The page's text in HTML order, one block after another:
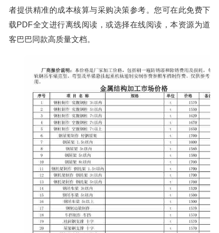
者提供精准的成本核算与采购决策参考。您可在此免费下
载PDF全文进行离线阅读，或选择在线阅读，本资源为道
客巴巴同款高质量文档。